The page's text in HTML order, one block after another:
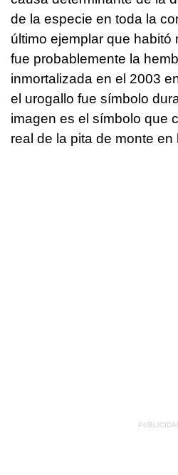
de la especie en toda la
último ejemplar que habitó
fue probablemente la
inmortalizada en el 2003
el urogallo fue símbolo
imagen es el símbolo que
real de la pita de monte en